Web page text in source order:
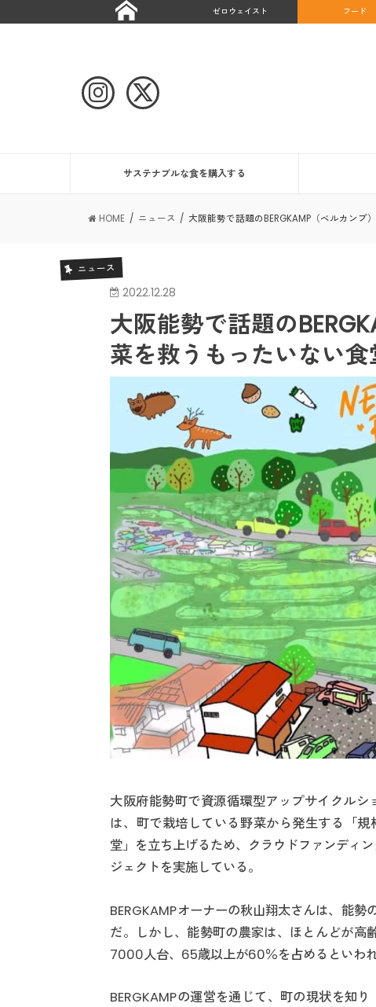
ゼロウェイスト フード
サステナブルな食を購入する
HOME ニュース 大阪能勢で話題のBERGKAMP（ベルカン
ニュース
2022.12.28
大阪能勢で話題の
菜を救うもったいない
大阪府能勢町で資源循環型アップサイクルシ
は、町で栽培している野菜から発生する「
堂」を立ち上げるため、クラウドファンディ
ジェクトを実施している。
BERGKAMPオーナーの秋山翔太さんは、能
だ。しかし、能勢町の農家は、ほとんどが
7000人台、65歳以上が60％を占めるといわれ
BERGKAMPの運営を通じて、町の現状を知